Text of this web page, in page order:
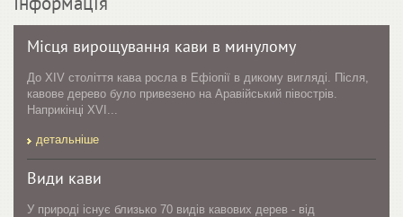
Місця вирощування кави в минулому
До XIV століття кава росла в Ефіопії в дикому вигляді. Після,
кавове дерево було привезено на Аравійський півострів.
Наприкінці XVI...
детальніше
Види кави
У природі існує близько 70 видів кавових дерев - від